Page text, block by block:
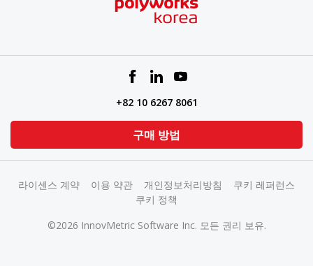
+82 10 6267 8061
구매 방법
©2026 InnovMetric Software Inc. 모든 권리 보유.
라이센스 계약 이용 약관 개인정보처리방침
쿠키 레퍼런스
쿠키 정책